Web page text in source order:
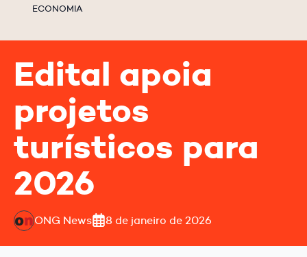
ECONOMIA
Edital apoia
projetos
turísticos para
2026
ONG News 8 de janeiro de 2026